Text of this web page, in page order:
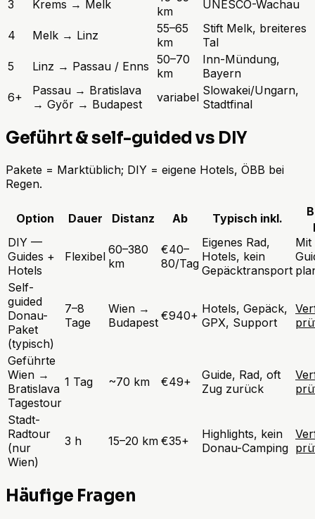
3 Krems → Melk
km
UNESCO-Wachau
4 Melk → Linz
55–65
km
Stift Melk, breiteres
Tal
5
Linz → Passau / Enns 50–70
km
Inn-Mündung,
Bayern
6+
Passau → Bratislava
→ Győr → Budapest
variabel Slowakei/Ungarn,
Stadtfinal
Geführt & self-guided vs DIY
Pakete = Marktüblich; DIY = eigene Hotels, ÖBB bei
Regen.
Option Dauer Distanz Ab Typisch inkl.
DIY —
Guides +
Hotels
Flexibel 60–380
km
€40–
80/Tag
Eigenes Rad,
Hotels, kein
Gepäcktransport
Mit
Self-
guided
Donau-
Paket
(typisch)
7–8
Tage
Wien →
Budapest €940+ Hotels, Gepäck,
GPX, Support
Geführte
Wien →
Bratislava
Tagestour
1 Tag ~70 km €49+
Guide, Rad, oft
Zug zurück
Stadt-
Radtour
(nur
Wien)
3 h 15–20 km €35+
Highlights, kein
Donau-Camping
Häufige Fragen